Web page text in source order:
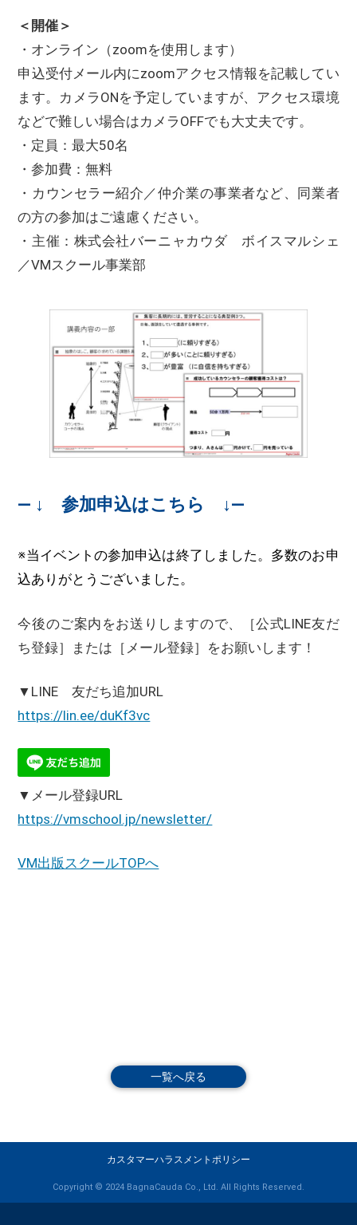
＜開催＞
・オンライン（zoomを使用します）
申込受付メール内にzoomアクセス情報を記載してい
ます。カメラONを予定していますが、アクセス環境
などで難しい場合はカメラOFFでも大丈夫です。
・定員：最大50名
・参加費：無料
・カウンセラー紹介／仲介業の事業者など、同業者
の方の参加はご遠慮ください。
・主催：株式会社バーニャカウダ ボイスマルシェ
／VMスクール事業部
— ↓ 参加申込はこちら ↓—
※当イベントの参加申込は終了しました。多数のお申
込ありがとうございました。
今後のご案内をお送りしますので、［公式LINE友だ
ち登録］または［メール登録］をお願いします！
▼LINE 友だち追加URL
https://lin.ee/duKf3vc
▼メール登録URL
https://vmschool.jp/newsletter/
VM出版スクールTOPへ
一覧へ戻る
カスタマーハラスメントポリシー
Copyright © 2024 BagnaCauda Co., Ltd. All Rights Reserved.